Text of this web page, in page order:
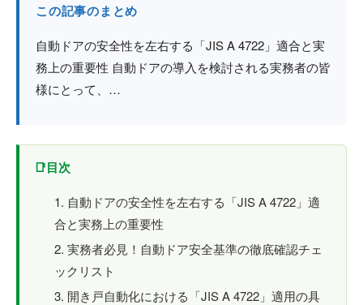
関西エリア
この記事のまとめ
自動ドアの安全性を左右する「JIS A 4722」適合と実
務上の重要性 自動ドアの導入を検討される実務者の皆
様にとって、…
目次
自動ドアの安全性を左右する「JIS A 4722」適
合と実務上の重要性
実務者必見！自動ドア安全基準の徹底確認チェ
ックリスト
開き戸自動化における「JIS A 4722」適用の具